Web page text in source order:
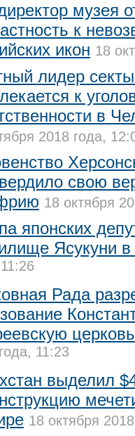
музея
к
икон 18
лидер
к
в
2018 года,
свою
18 октября
японских
Ясукуни в
Рада
11:23
выделил
18 октября